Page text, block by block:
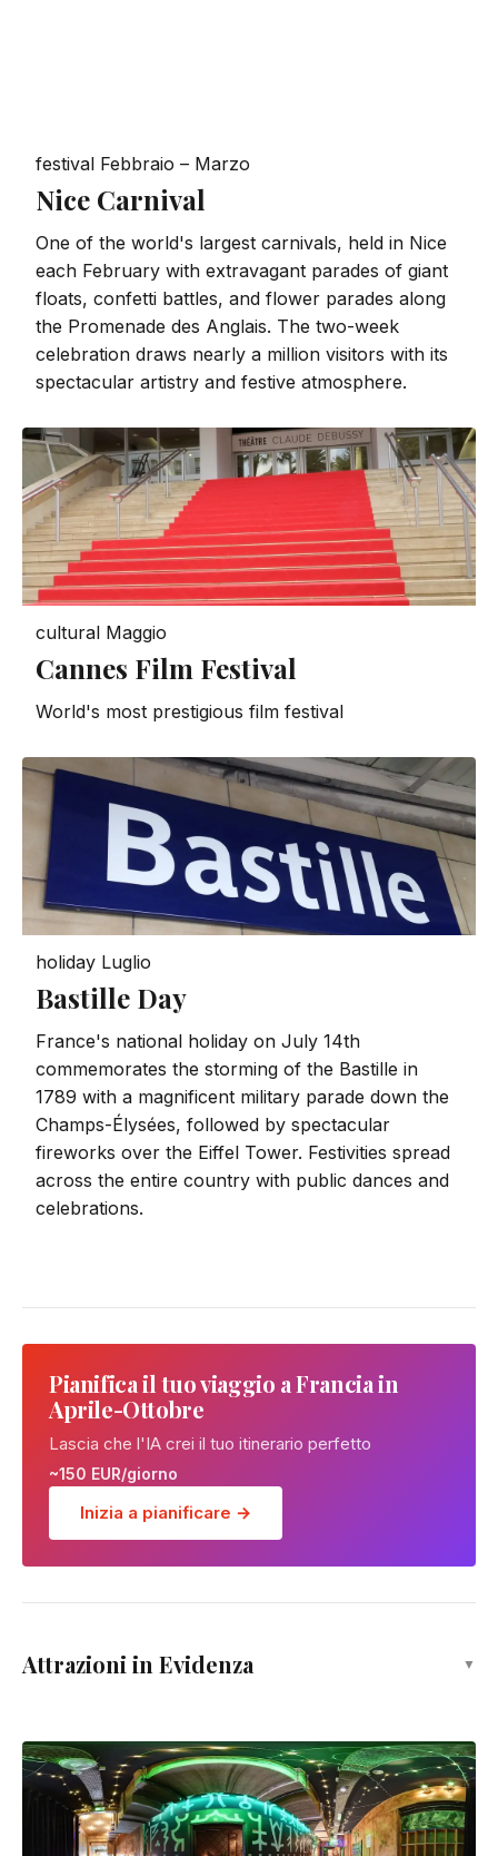
festival Febbraio – Marzo
Nice Carnival
One of the world's largest carnivals, held in Nice
each February with extravagant parades of giant
floats, confetti battles, and flower parades along
the Promenade des Anglais. The two-week
celebration draws nearly a million visitors with its
spectacular artistry and festive atmosphere.
cultural Maggio
Cannes Film Festival
World's most prestigious film festival
holiday Luglio
Bastille Day
France's national holiday on July 14th
commemorates the storming of the Bastille in
1789 with a magnificent military parade down the
Champs-Élysées, followed by spectacular
fireworks over the Eiffel Tower. Festivities spread
across the entire country with public dances and
celebrations.
Pianifica il tuo viaggio a Francia in
Aprile-Ottobre
Lascia che l'IA crei il tuo itinerario perfetto
~150 EUR/giorno
Inizia a pianificare →
Attrazioni in Evidenza ▼
Attrazione